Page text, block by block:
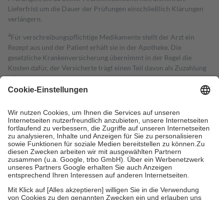
Lieferfrist um die Dauer der Prüfungen einschließlich Klärungen
verlängern.
4Für verschreibungspflichtige Medikamente stellt der Arzt ein
Rezept aus und der Patient erhält sie in der Apotheke. Die
gesetzliche Krankenversicherung übernimmt in der Regel die
Kosten dafür, der Versicherte trägt einen Teil davon als Zuzahlung
mit.
Grundsätzlich leisten Mitglieder Zuzahlungen in Höhe von zehn
höchstens zehn Euro.
Es sind jedoch nie mehr als die tatsächlichen
Kosten der Leistung zu entrichten.
Diese Regeln gelten grundsätzlich auch für Online-Apotheken.
Bei Heilmitteln und häuslicher Krankenpflege beträgt die
Zuzahlung zehn Prozent der Kosten sowie zehn Euro je
Verordnung.
Um das Engagement der Versicherten für ihre eigene Gesundheit zu
stärken und die besondere Stellung der Familie zu unterstützen,
fallenkeine Zuzahlungenan bei: